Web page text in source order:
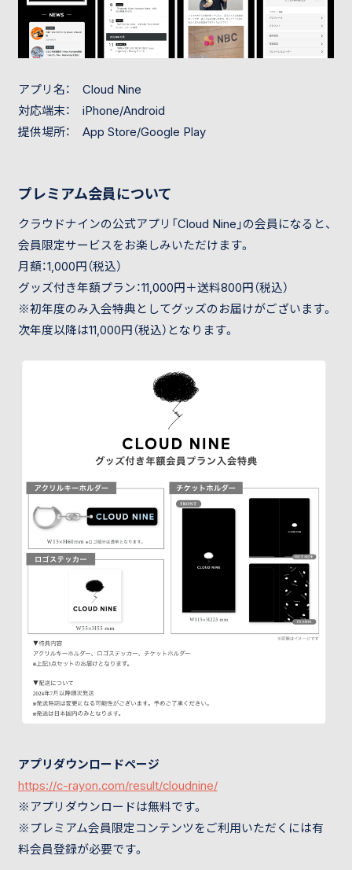
アプリ名： Cloud Nine
対応端末： iPhone/Android
提供場所： App Store/Google Play
プレミアム会員について
クラウドナインの公式アプリ「Cloud Nine」の会員になると、
会員限定サービスをお楽しみいただけます。
月額：1,000円（税込）
グッズ付き年額プラン：11,000円＋送料800円（税込）
※初年度のみ入会特典としてグッズのお届けがございます。
次年度以降は11,000円（税込）となります。
アプリダウンロードページ
https://c-rayon.com/result/cloudnine/
※アプリダウンロードは無料です。
※プレミアム会員限定コンテンツをご利用いただくには有
料会員登録が必要です。